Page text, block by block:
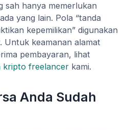
sah hanya memerlukan
yang lain. Pola “tanda
kepemilikan” digunakan
Untuk keamanan alamat
pembayaran, lihat
kripto freelancer kami.
Anda Sudah